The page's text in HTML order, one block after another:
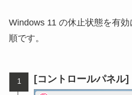
Windows 11 の休止状態を有
順です。
[コントロールパネル]